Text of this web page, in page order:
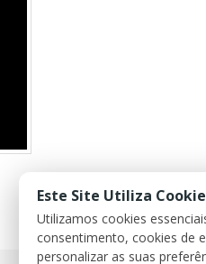
Este Site Utiliza
Utilizamos cookies
consentimento, cookies de
personalizar as suas